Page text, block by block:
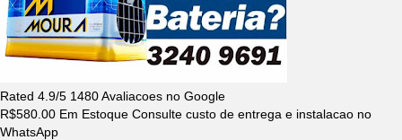
Rated 4.9/5 1480Avaliacoes no Google
R$580.00 Em Estoque Consulte custo de entrega e instalacao no
WhatsApp